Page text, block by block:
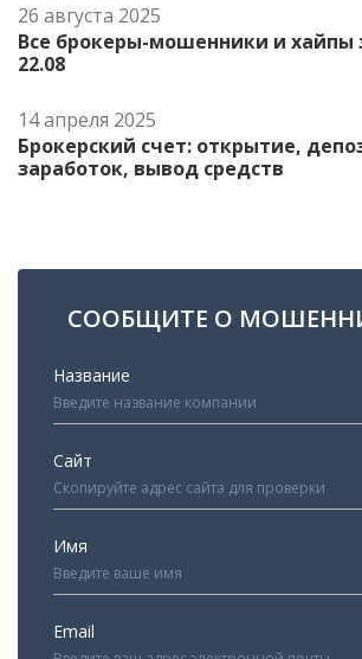
26 августа 2025
Все брокеры-мошенники и хайпы
22.08
14 апреля 2025
Брокерский счет: открытие,
заработок, вывод средств
СООБЩИТЕ О
Название
Сайт
Имя
Email